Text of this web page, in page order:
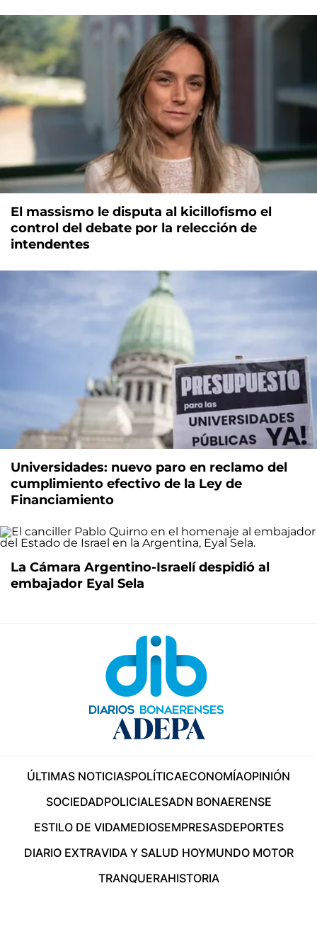
El massismo le disputa al kicillofismo el
control del debate por la relección de
intendentes
Universidades: nuevo paro en reclamo del
cumplimiento efectivo de la Ley de
Financiamiento
La Cámara Argentino-Israelí despidió al
embajador Eyal Sela
ÚLTIMAS NOTICIASPOLÍTICAECONOMÍAOPINIÓN
SOCIEDADPOLICIALESADN BONAERENSE
ESTILO DE VIDAMEDIOSEMPRESASDEPORTES
DIARIO EXTRAVIDA Y SALUD HOYMUNDO MOTOR
TRANQUERAHISTORIA